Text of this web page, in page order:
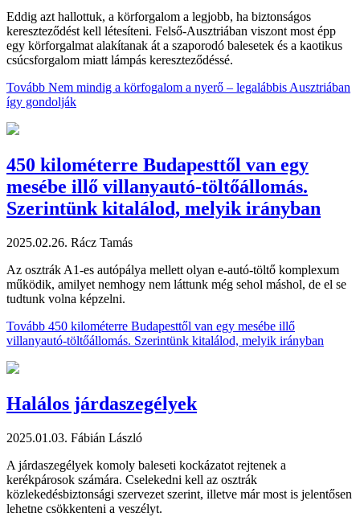
Eddig azt hallottuk, a körforgalom a legjobb, ha biztonságos
kereszteződést kell létesíteni. Felső-Ausztriában viszont most épp
egy körforgalmat alakítanak át a szaporodó balesetek és a kaotikus
csúcsforgalom miatt lámpás kereszteződéssé.
Tovább Nem mindig a körfogalom a nyerő – legalábbis Ausztriában
így gondolják
450 kilométerre Budapesttől van egy
mesébe illő villanyautó-töltőállomás.
Szerintünk kitalálod, melyik irányban
2025.02.26. Rácz Tamás
Az osztrák A1-es autópálya mellett olyan e-autó-töltő komplexum
működik, amilyet nemhogy nem láttunk még sehol máshol, de el se
tudtunk volna képzelni.
Tovább 450 kilométerre Budapesttől van egy mesébe illő
villanyautó-töltőállomás. Szerintünk kitalálod, melyik irányban
Halálos járdaszegélyek
2025.01.03. Fábián László
A járdaszegélyek komoly baleseti kockázatot rejtenek a
kerékpárosok számára. Cselekedni kell az osztrák
közlekedésbiztonsági szervezet szerint, illetve már most is jelentősen
lehetne csökkenteni a veszélyt.